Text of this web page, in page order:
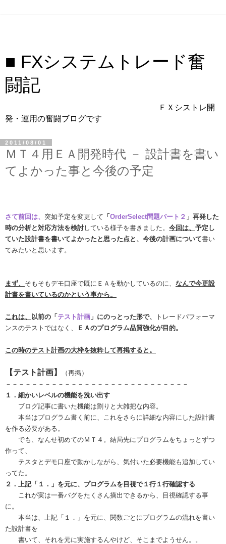
■ FXシステムトレード奮
闘記
ＦＸシストレ開
発・運用の奮闘ブログです
2011/08/01
ＭＴ４用ＥＡ開発時代 － 設計書を書い
てよかった事と今後の予定
さて前回は、 突如予定を変更して 「 OrderSelect問題パート２ 」再発した
時の分析と対応方法を検討している様子を書きました。 今回は、 予定し
ていた設計書を書いてよかったと思った点と、今後の計画について書い
てみたいと思います。
まず、 そもそもデモ口座で既にＥＡを動かしているのに、 なんで今更設
計書を書いているのかという事から。
これは、 以前の「 テスト計画 」にのっとった形で、
トレードパフォーマ
ンスのテストではなく、
ＥＡのプログラム品質強化が目的。
この時のテスト計画の大枠を抜粋して再掲すると。
【テスト計画】
（再掲）
－－－－－－－－－－－－－－－－－－－－－－－－－－－－
１．細かいレベルの機能を洗い出す
ブログ記事に書いた機能は割りと大雑把な内容。
本当はプログラム書く前に、これをさらに詳細な内容にした設計書
を作る必要がある。
でも、なんせ初めてのＭＴ４。結局先にプログラムをちょっとずつ
作って、
テスタとデモ口座で動かしながら、気付いた必要機能も追加してい
ってた。
２．上記「１．」を元に、プログラムを目視で１行１行確認する
これが実は一番バグをたくさん摘出できるから、目視確認する事
に。
本当は、上記「１．」を元に、関数ごとにプログラムの流れを書い
た設計書を
書いて、それを元に実施するんやけど、そこまでようせん。。